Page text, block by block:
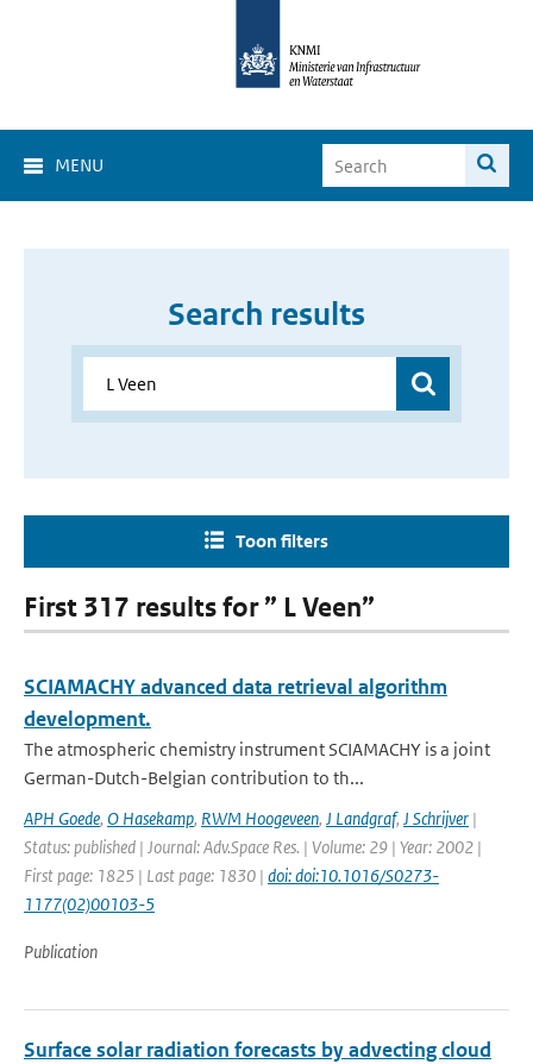
MENU
Search results
Toon filters
First 317 results for ” L Veen”
SCIAMACHY advanced data retrieval algorithm
development.
The atmospheric chemistry instrument SCIAMACHY is a joint
German-Dutch-Belgian contribution to th...
APH Goede, O Hasekamp, RWM Hoogeveen, J Landgraf, J Schrijver |
Status: published | Journal: Adv.Space Res. | Volume: 29 | Year: 2002 |
First page: 1825 | Last page: 1830 | doi: doi:10.1016/S0273-
1177(02)00103-5
Publication
Surface solar radiation forecasts by advecting cloud